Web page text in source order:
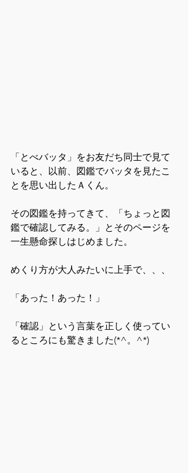
「とべバッタ」をお友だち同士で見て
いると、以前、図鑑でバッタを見たこ
とを思い出したＡくん。
その図鑑を持ってきて、「ちょっと図
鑑で確認してみる。」とそのページを
一生懸命探しはじめました。
めくり方が大人みたいに上手で、、、
「あった！あった！」
「確認」という言葉を正しく使ってい
るところにも驚きました(*^。^*)